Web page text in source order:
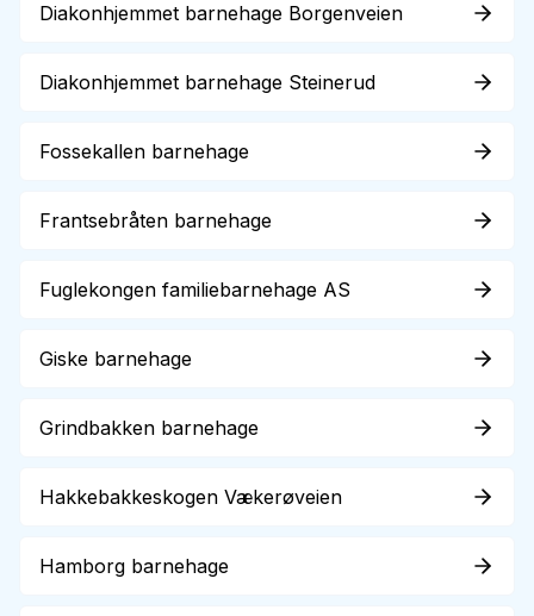
Diakonhjemmet barnehage Borgenveien
Diakonhjemmet barnehage Steinerud
Fossekallen barnehage
Frantsebråten barnehage
Fuglekongen familiebarnehage AS
Giske barnehage
Grindbakken barnehage
Hakkebakkeskogen Vækerøveien
Hamborg barnehage